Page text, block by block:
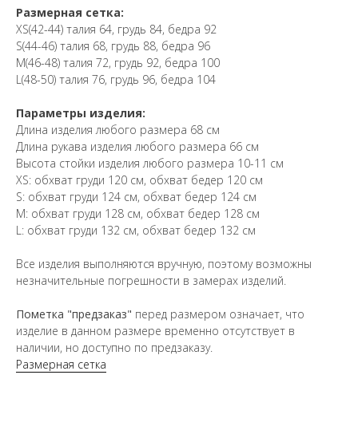
Размерная сетка:
XS(42-44) талия 64, грудь 84, бедра 92
S(44-46) талия 68, грудь 88, бедра 96
M(46-48) талия 72, грудь 92, бедра 100
L(48-50) талия 76, грудь 96, бедра 104
Параметры изделия:
Длина изделия любого размера 68 см
Длина рукава изделия любого размера 66 см
Высота стойки изделия любого размера 10-11 см
XS: обхват груди 120 см, обхват бедер 120 см
S: обхват груди 124 см, обхват бедер 124 см
М: обхват груди 128 см, обхват бедер 128 см
L: обхват груди 132 см, обхват бедер 132 см
Все изделия выполняются вручную, поэтому возможны
незначительные погрешности в замерах изделий.
Пометка "предзаказ" перед размером означает, что
изделие в данном размере временно отсутствует в
наличии, но доступно по предзаказу.
Размерная сетка